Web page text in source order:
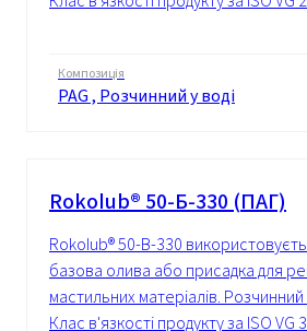
Композиція
PAG , Розчинний у воді
Rokolub® 50-Б-330 (ПАГ)
Rokolub® 50-B-330
базова олива або присадка для
мастильних матеріалів. Розчинний
Клас в'язкості продукту за ISO VG